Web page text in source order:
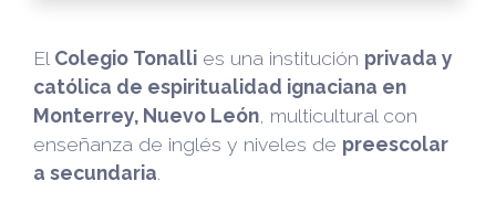
El Colegio Tonalli es una institución privada y
católica de espiritualidad ignaciana en
Monterrey, Nuevo León , multicultural con
enseñanza de inglés y niveles de preescolar
a secundaria